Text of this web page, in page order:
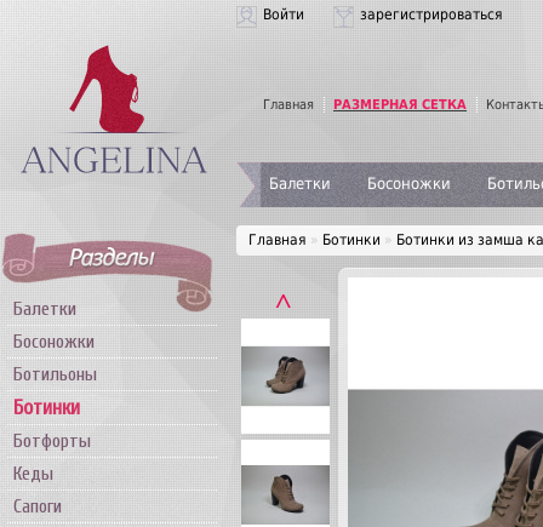
Войти зарегистрироваться
Главная РАЗМЕРНАЯ СЕТКА
Балетки Босоножки
Балетки
Босоножки
Ботильоны
Ботинки
Ботфорты
Кеды
Сапоги
Главная » Ботинки » Ботинки из замша
˄